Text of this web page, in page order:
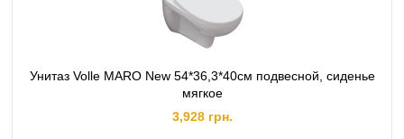
Унитаз Volle MARO New 54*36,3*40см подвесной, сиденье
мягкое
3,928 грн.